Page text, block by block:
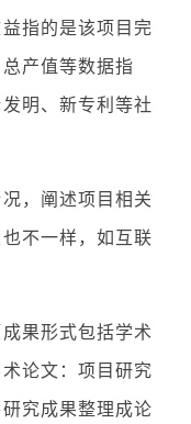
指的是该项目完
产值等数据指
明、新专利等社
，阐述项目相关
不一样，如互联
果形式包括学术
论文：项目研究
究成果整理成论